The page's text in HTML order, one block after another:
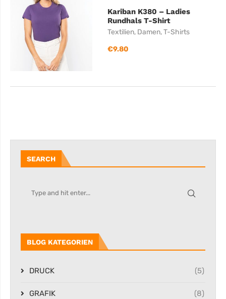
Kariban K380 – Ladies
Rundhals T-Shirt
Textilien, Damen,T-Shirts
€9.80
SEARCH
BLOG KATEGORIEN
DRUCK (5)
GRAFIK (8)